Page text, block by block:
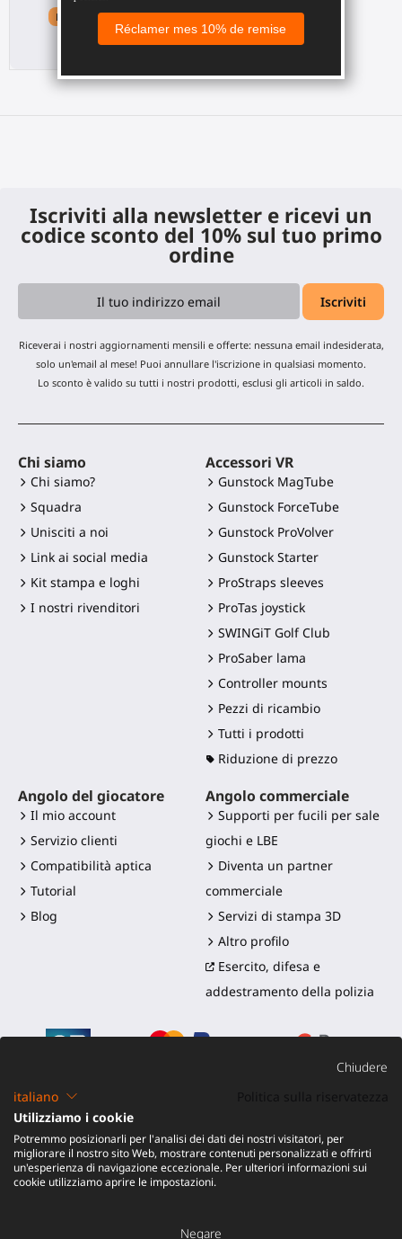
Meta Quest 1 / Rift S
30,00 €
Iscriviti alla newsletter e ricevi un
codice sconto del 10% sul tuo primo
ordine
Riceverai i nostri aggiornamenti mensili e offerte: nessuna email indesiderata,
solo un'email al mese! Puoi annullare l'iscrizione in qualsiasi momento.
Lo sconto è valido su tutti i nostri prodotti, esclusi gli articoli in saldo.
Chi siamo
Chi siamo?
Squadra
Unisciti a noi
Link ai social media
Kit stampa e loghi
I nostri rivenditori
Accessori VR
Gunstock MagTube
Gunstock ForceTube
Gunstock ProVolver
Gunstock Starter
ProStraps sleeves
ProTas joystick
SWINGiT Golf Club
ProSaber lama
Controller mounts
Pezzi di ricambio
Tutti i prodotti
Riduzione di prezzo
Angolo del giocatore
Il mio account
Servizio clienti
Compatibilità aptica
Tutorial
Blog
Angolo commerciale
Supporti per fucili per sale
giochi e LBE
Diventa un partner
commerciale
Servizi di stampa 3D
Altro profilo
Esercito, difesa e
addestramento della polizia
©2016-2026 - ProTubeVR™
Spedizione e dazi|Garanzia| Reso e Rimborso
Chiudere
italiano
Utilizziamo i cookie
Potremmo posizionarli per l'analisi dei dati dei nostri visitatori, per
migliorare il nostro sito Web, mostrare contenuti personalizzati e offrirti
un'esperienza di navigazione eccezionale. Per ulteriori informazioni sui
cookie utilizziamo aprire le impostazioni.
Negare